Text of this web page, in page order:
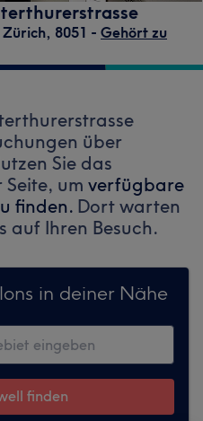
Zürich, 8051 - Gehört zu
über
Sie das
um verfügbare
finden. Dort warten
auf Ihren Besuch.
in deiner Nähe
finden